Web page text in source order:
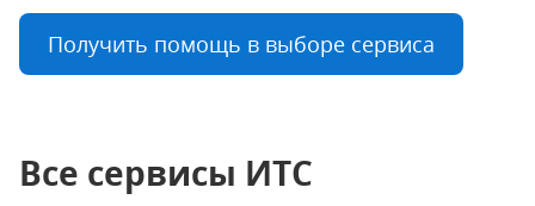
Получить помощь в выборе сервиса
Все сервисы ИТС